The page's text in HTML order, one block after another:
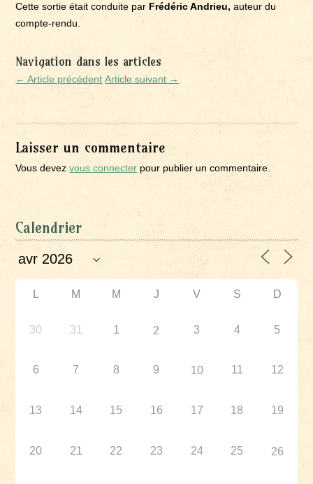
Cette sortie était conduite par Frédéric Andrieu, auteur du
compte-rendu.
Navigation dans les articles
← Article précédent Article suivant →
Laisser un commentaire
Vous devezvous connecter pour publier un commentaire.
Calendrier
L M M J V S D
30 31 1 2 3 4 5
6 7 8 9 10 11 12
13 14 15 16 17 18 19
20 21 22 23 24 25 26